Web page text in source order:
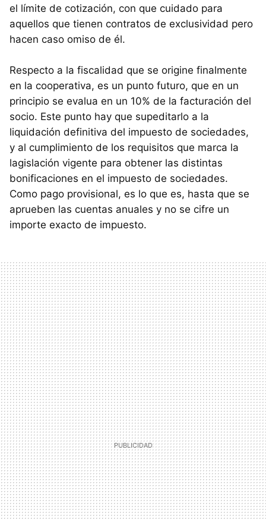
el límite de cotización, con que cuidado para
aquellos que tienen contratos de exclusividad pero
hacen caso omiso de él.
Respecto a la fiscalidad que se origine finalmente
en la cooperativa, es un punto futuro, que en un
principio se evalua en un 10% de la facturación del
socio. Este punto hay que supeditarlo a la
liquidación definitiva del impuesto de sociedades,
y al cumplimiento de los requisitos que marca la
lagislación vigente para obtener las distintas
bonificaciones en el impuesto de sociedades.
Como pago provisional, es lo que es, hasta que se
aprueben las cuentas anuales y no se cifre un
importe exacto de impuesto.